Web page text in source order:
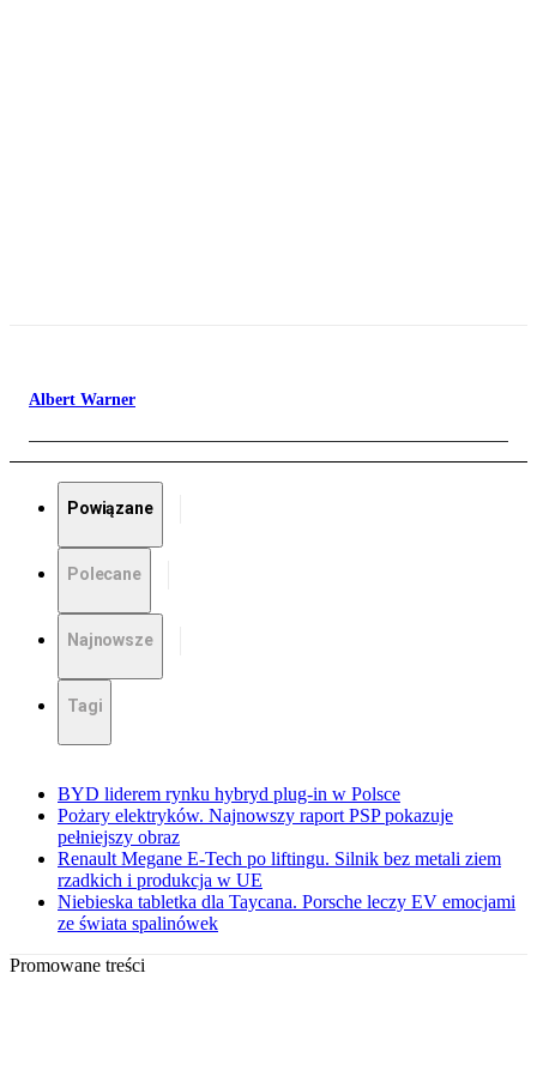
Albert Warner
Powiązane
Polecane
Najnowsze
Tagi
BYD liderem rynku hybryd plug-in w Polsce
Pożary elektryków. Najnowszy raport PSP pokazuje
pełniejszy obraz
Renault Megane E-Tech po liftingu. Silnik bez metali ziem
rzadkich i produkcja w UE
Niebieska tabletka dla Taycana. Porsche leczy EV emocjami
ze świata spalinówek
Promowane treści